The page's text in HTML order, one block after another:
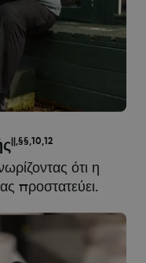
||,§§,10,12
ότι η
προστατεύει.